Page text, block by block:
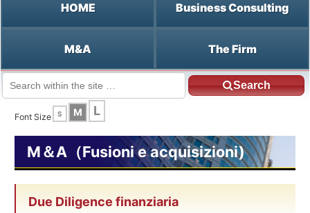
HOME Business Consulting
M&A The Firm
Search
Italiano HOME
Font Size
S M L
M＆A（Fusioni e acquisizioni)
Due Diligence finanziaria